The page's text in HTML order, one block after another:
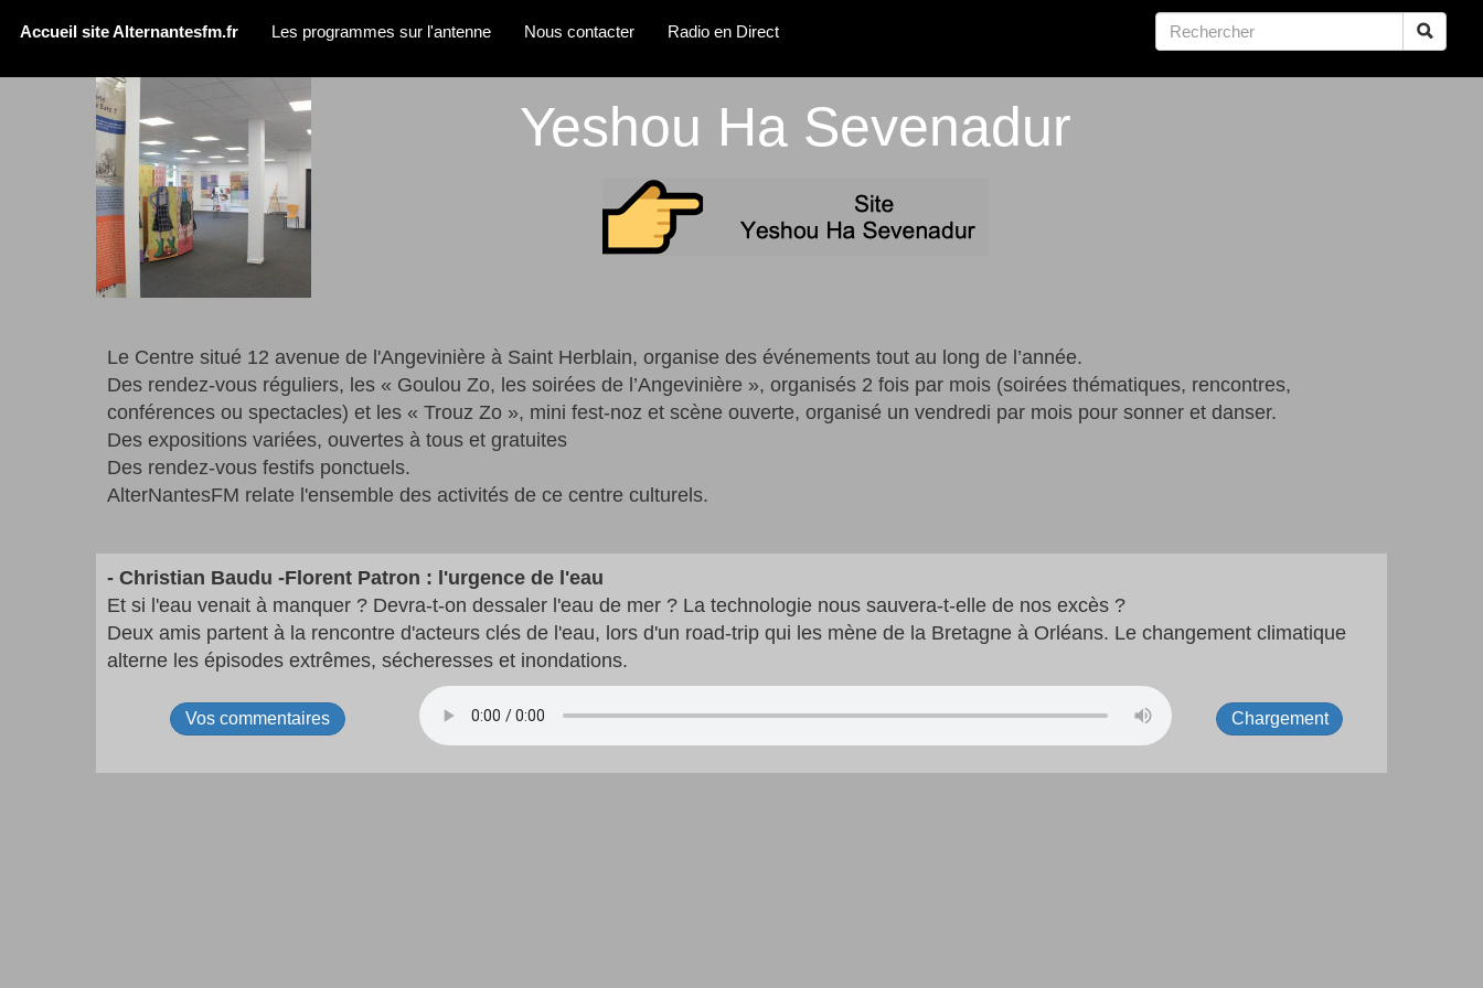
Accueil site Alternantesfm.fr Les programmes sur l'antenne Nous contacter Radio en Direct
Yeshou Ha Sevenadur
Le Centre situé 12 avenue de l'Angevinière à Saint Herblain, organise des événements tout au long de l’année.
Des rendez-vous réguliers, les « Goulou Zo, les soirées de l’Angevinière », organisés 2 fois par mois (soirées thématiques, rencontres,
conférences ou spectacles) et les « Trouz Zo », mini fest-noz et scène ouverte, organisé un vendredi par mois pour sonner et danser.
Des expositions variées, ouvertes à tous et gratuites
Des rendez-vous festifs ponctuels.
AlterNantesFM relate l'ensemble des activités de ce centre culturels.
- Christian Baudu -Florent Patron : l'urgence de l'eau
Et si l'eau venait à manquer ? Devra-t-on dessaler l'eau de mer ? La technologie nous sauvera-t-elle de nos excès ?
Deux amis partent à la rencontre d'acteurs clés de l'eau, lors d'un road-trip qui les mène de la Bretagne à Orléans. Le changement climatique
alterne les épisodes extrêmes, sécheresses et inondations.
Vos commentaires Chargement